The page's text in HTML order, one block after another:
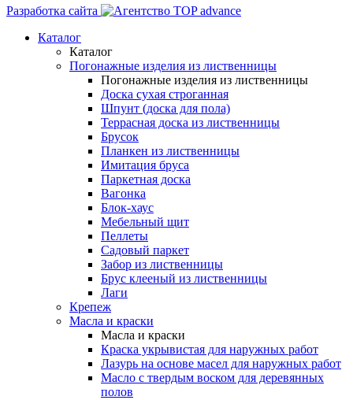
Разработка сайта
Каталог
Каталог
Погонажные изделия из лиственницы
Погонажные изделия из лиственницы
Доска сухая строганная
Шпунт (доска для пола)
Террасная доска из лиственницы
Брусок
Планкен из лиственницы
Имитация бруса
Паркетная доска
Вагонка
Блок-хаус
Мебельный щит
Пеллеты
Садовый паркет
Забор из лиственницы
Брус клееный из лиственницы
Лаги
Крепеж
Масла и краски
Масла и краски
Краска укрывистая для наружных работ
Лазурь на основе масел для наружных работ
Масло с твердым воском для деревянных
полов